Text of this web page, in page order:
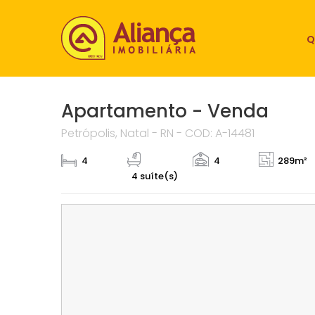
Apartamento - Venda
Petrópolis, Natal - RN - COD: A-14481
4
4 suíte(s)
4 289m²